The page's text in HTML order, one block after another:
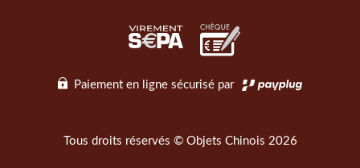
Paiement en ligne sécurisé par
Tous droits réservés © Objets Chinois 2026